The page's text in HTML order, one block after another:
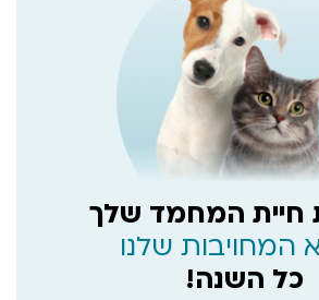
חיית המחמד שלך
המחויבות שלנו
כל השנה!